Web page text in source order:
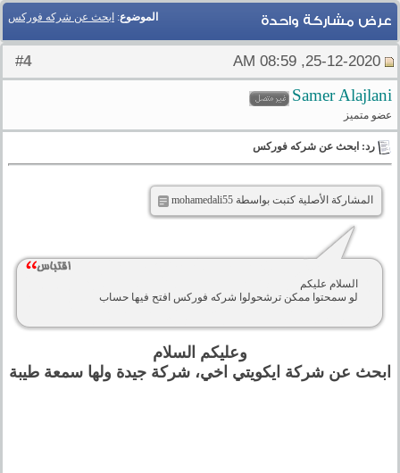
الموضوع: ابحث عن شركه فوركس عرض مشاركة واحدة
#
4
Samer Alajlani
عضو متميز
رد: ابحث عن شركه فوركس
المشاركة الأصلية كتبت بواسطة mohamedali55
السلام عليكم
لو سمحتوا ممكن ترشحولوا شركه فوركس افتح فيها حساب
وعليكم السلام
ابحث عن شركة ايكويتي اخي، شركة جيدة ولها سمعة طيبة